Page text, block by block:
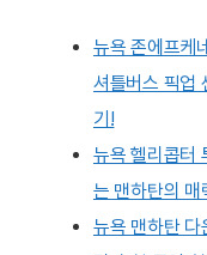
뉴욕 존에프케
셔틀버스 픽업
기!
뉴욕 헬리콥터
는 맨하탄의 매
뉴욕 맨하탄 다